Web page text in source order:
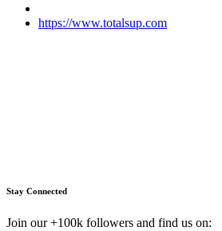
https://www.totalsup.com
Stay Connected
Join our +100k followers and find us on: